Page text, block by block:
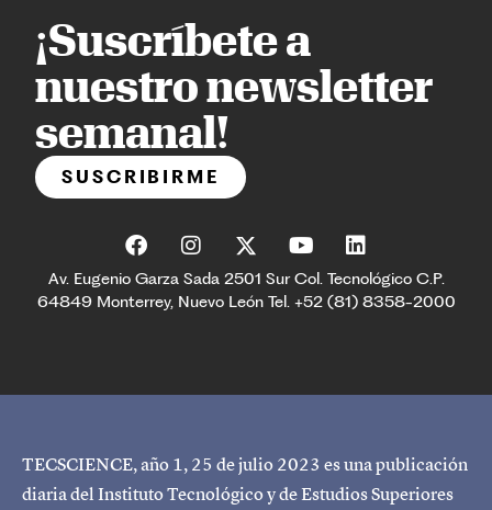
¡Suscríbete a
nuestro newsletter
semanal!
SUSCRIBIRME
Av. Eugenio Garza Sada 2501 Sur Col. Tecnológico C.P.
64849 Monterrey, Nuevo León Tel. +52 (81) 8358-2000
TECSCIENCE, año 1, 25 de julio 2023 es una publicación
diaria del Instituto Tecnológico y de Estudios Superiores